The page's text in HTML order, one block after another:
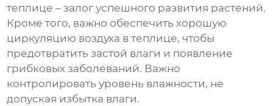
теплице – залог успешного развития растений.
Кроме того, важно обеспечить хорошую
циркуляцию воздуха в теплице, чтобы
предотвратить застой влаги и появление
грибковых заболеваний. Важно
контролировать уровень влажности, не
допуская избытка влаги.